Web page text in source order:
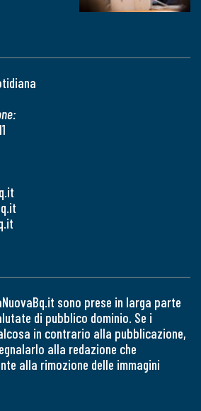
sono prese in larga parte
di pubblico dominio. Se i
in contrario alla pubblicazione,
alla redazione che
alla rimozione delle immagini